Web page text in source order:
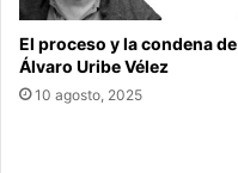
El proceso y la condena de
Álvaro Uribe Vélez
10 agosto, 2025